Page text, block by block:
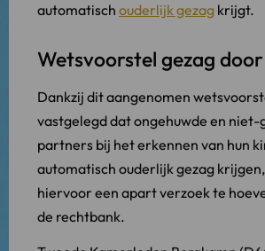
automatisch ouderlijk gezag krijgt.
Wetsvoorstel gezag
Dankzij dit aangenomen
vastgelegd dat ongehuwde en
partners bij het erkennen van hun
automatisch ouderlijk gezag
hiervoor een apart verzoek te
de rechtbank.